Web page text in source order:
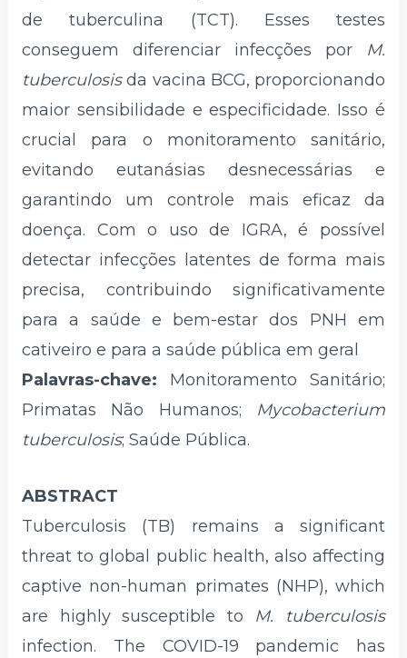
de tuberculina (TCT). Esses testes
conseguem diferenciar infecções por M.
tuberculosisda vacina BCG, proporcionando
maior sensibilidade e especificidade. Isso é
crucial para o monitoramento sanitário,
evitando eutanásias desnecessárias e
garantindo um controle mais eficaz da
doença. Com o uso de IGRA, é possível
detectar infecções latentes de forma mais
precisa, contribuindo significativamente
para a saúde e bem-estar dos PNH em
cativeiro e para a saúde pública em geral
Palavras-chave: Monitoramento Sanitário;
Primatas Não Humanos; Mycobacterium
tuberculosis; Saúde Pública.
ABSTRACT
Tuberculosis (TB) remains a significant
threat to global public health, also affecting
captive non-human primates (NHP), which
are highly susceptible to M. tuberculosis
infection. The COVID-19 pandemic has